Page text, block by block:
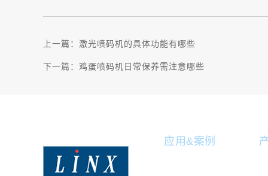
上一篇： 激光喷码机的具体功能有哪些
下一篇： 鸡蛋喷码机日常保养需注意哪些
应用&案例